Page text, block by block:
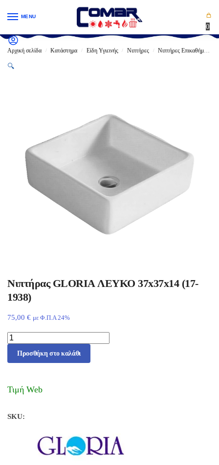
MENU
0
Αρχική σελίδα / Κατάστημα / Είδη Υγιεινής / Νιπτήρες / Νιπτήρες Επικαθήμενοι
🔍
Νιπτήρας GLORIA ΛΕΥΚΟ 37x37x14 (17-
1938)
75,00 € με Φ.Π.Α 24%
Προσθήκη στο καλάθι
Τιμή Web
SKU: